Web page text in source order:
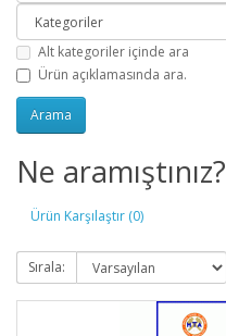
Alt kategoriler içinde ara
Ürün açıklamasında ara.
Ne aramıştınız?
Ürün Karşılaştır (0)
Sırala: